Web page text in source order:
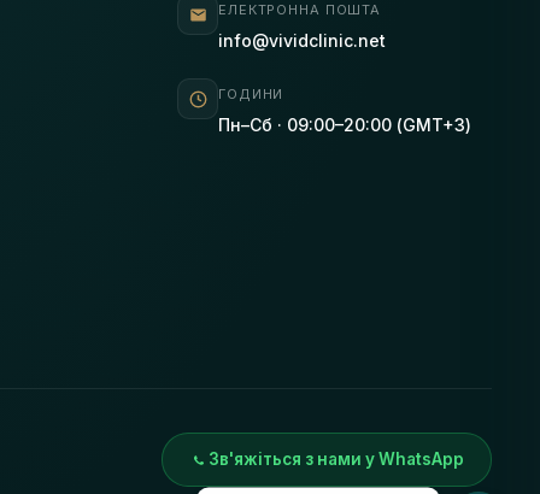
ЕЛЕКТРОННА ПОШТА
info@vividclinic.net
ГОДИНИ
Пн–Сб · 09:00–20:00 (GMT+3)
Зв'яжіться з нами у WhatsApp